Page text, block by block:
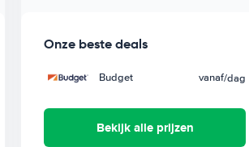
Onze beste deals
Budget vanaf/dag
Bekijk alle prijzen